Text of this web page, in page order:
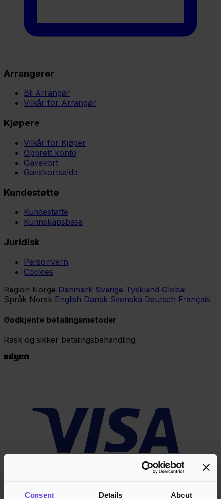
Consent Details About
Arrangører
Bli Arrangør
Vilkår for Arrangør
Kjøpere
Vilkår for Kjøper
Opprett konto
Gavekort
Gavekortsaldo
Kundestøtte
Kundestøtte
Kunnskapsbase
Juridisk
Personvern
Cookies
Region Norge Danmark Sverige Tyskland Global
Språk Norsk English Dansk Svenska Deutsch Français
Godkjente betalingsmetoder
Rask og sikker betalingsbehandling